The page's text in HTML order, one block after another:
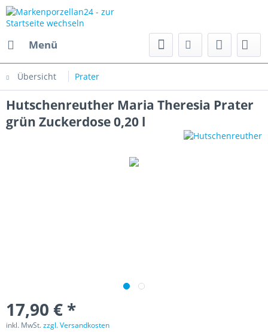
Menü
Übersicht Prater
Hutschenreuther Maria Theresia Prater
grün Zuckerdose 0,20 l
17,90 € *
inkl. MwSt.zzgl. Versandkosten